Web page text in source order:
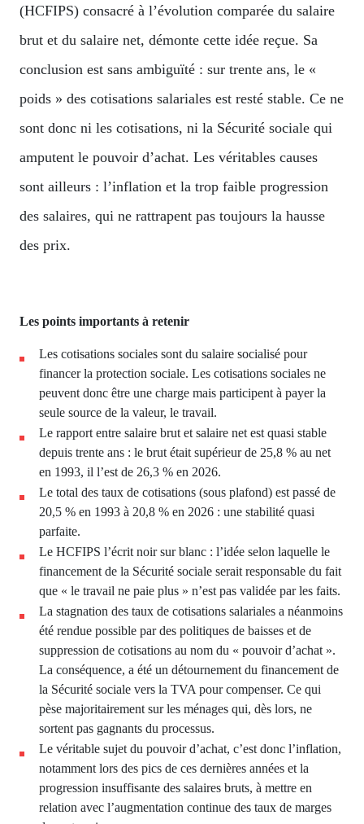
(HCFIPS) consacré à l’évolution comparée du salaire
brut et du salaire net, démonte cette idée reçue. Sa
conclusion est sans ambiguïté : sur trente ans, le «
poids » des cotisations salariales est resté stable. Ce ne
sont donc ni les cotisations, ni la Sécurité sociale qui
amputent le pouvoir d’achat. Les véritables causes
sont ailleurs : l’inflation et la trop faible progression
des salaires, qui ne rattrapent pas toujours la hausse
des prix.
Les points importants à retenir
Les cotisations sociales sont du salaire socialisé pour
financer la protection sociale. Les cotisations sociales ne
peuvent donc être une charge mais participent à payer la
seule source de la valeur, le travail.
Le rapport entre salaire brut et salaire net est quasi stable
depuis trente ans : le brut était supérieur de 25,8 % au net
en 1993, il l’est de 26,3 % en 2026.
Le total des taux de cotisations (sous plafond) est passé de
20,5 % en 1993 à 20,8 % en 2026 : une stabilité quasi
parfaite.
Le HCFIPS l’écrit noir sur blanc : l’idée selon laquelle le
financement de la Sécurité sociale serait responsable du fait
que « le travail ne paie plus » n’est pas validée par les faits.
La stagnation des taux de cotisations salariales a néanmoins
été rendue possible par des politiques de baisses et de
suppression de cotisations au nom du « pouvoir d’achat ».
La conséquence, a été un détournement du financement de
la Sécurité sociale vers la TVA pour compenser. Ce qui
pèse majoritairement sur les ménages qui, dès lors, ne
sortent pas gagnants du processus.
Le véritable sujet du pouvoir d’achat, c’est donc l’inflation,
notamment lors des pics de ces dernières années et la
progression insuffisante des salaires bruts, à mettre en
relation avec l’augmentation continue des taux de marges